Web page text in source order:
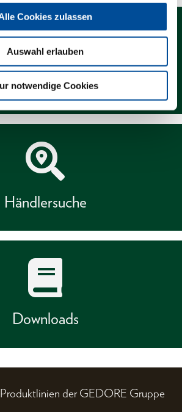
Cookies zulassen
Auswahl erlauben
notwendige Cookies
Newsletter
Händlersuche
Downloads
der GEDORE Gruppe